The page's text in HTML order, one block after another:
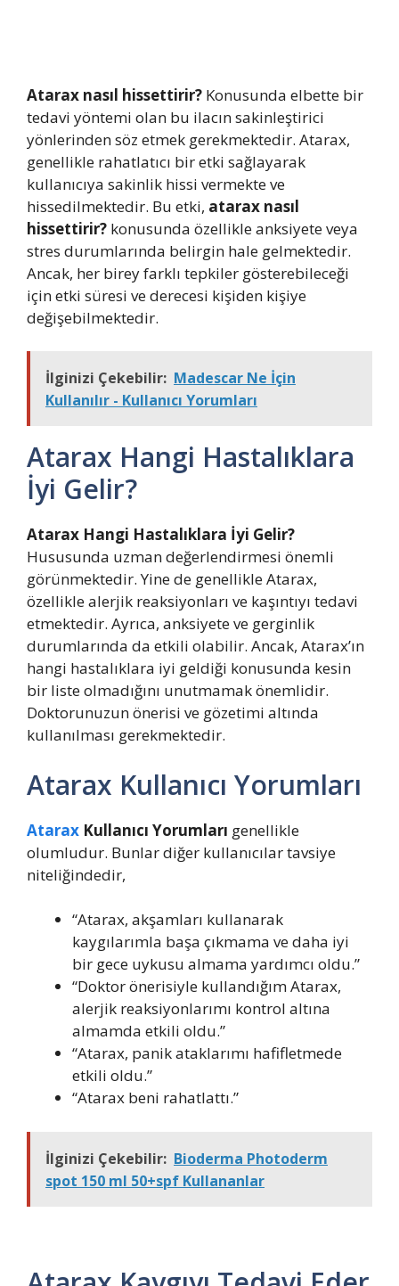
Atarax nasıl hissettirir? Konusunda elbette bir
tedavi yöntemi olan bu ilacın sakinleştirici
yönlerinden söz etmek gerekmektedir. Atarax,
genellikle rahatlatıcı bir etki sağlayarak
kullanıcıya sakinlik hissi vermekte ve
hissedilmektedir. Bu etki, atarax nasıl
hissettirir? konusunda özellikle anksiyete veya
stres durumlarında belirgin hale gelmektedir.
Ancak, her birey farklı tepkiler gösterebileceği
için etki süresi ve derecesi kişiden kişiye
değişebilmektedir.
İlginizi Çekebilir: Madescar Ne İçin
Kullanılır - Kullanıcı Yorumları
Atarax Hangi Hastalıklara
İyi Gelir?
Atarax Hangi Hastalıklara İyi Gelir?
Hususunda uzman değerlendirmesi önemli
görünmektedir. Yine de genellikle Atarax,
özellikle alerjik reaksiyonları ve kaşıntıyı tedavi
etmektedir. Ayrıca, anksiyete ve gerginlik
durumlarında da etkili olabilir. Ancak, Atarax’ın
hangi hastalıklara iyi geldiği konusunda kesin
bir liste olmadığını unutmamak önemlidir.
Doktorunuzun önerisi ve gözetimi altında
kullanılması gerekmektedir.
Atarax Kullanıcı Yorumları
Atarax Kullanıcı Yorumları genellikle
olumludur. Bunlar diğer kullanıcılar tavsiye
niteliğindedir,
“Atarax, akşamları kullanarak
kaygılarımla başa çıkmama ve daha iyi
bir gece uykusu almama yardımcı oldu.”
“Doktor önerisiyle kullandığım Atarax,
alerjik reaksiyonlarımı kontrol altına
almamda etkili oldu.”
“Atarax, panik ataklarımı hafifletmede
etkili oldu.”
“Atarax beni rahatlattı.”
İlginizi Çekebilir: Bioderma Photoderm
spot 150 ml 50+spf Kullananlar